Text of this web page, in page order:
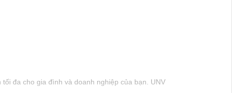
đa cho gia đình và doanh nghiệp của bạn. UNV